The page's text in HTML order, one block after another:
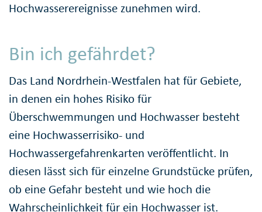
Hochwasserereignisse zunehmen wird.
Bin ich gefährdet?
Das Land Nordrhein-Westfalen hat für Gebiete,
in denen ein hohes Risiko für
Überschwemmungen und Hochwasser besteht
eine Hochwasserrisiko- und
Hochwassergefahrenkarten veröffentlicht. In
diesen lässt sich für einzelne Grundstücke prüfen,
ob eine Gefahr besteht und wie hoch die
Wahrscheinlichkeit für ein Hochwasser ist.